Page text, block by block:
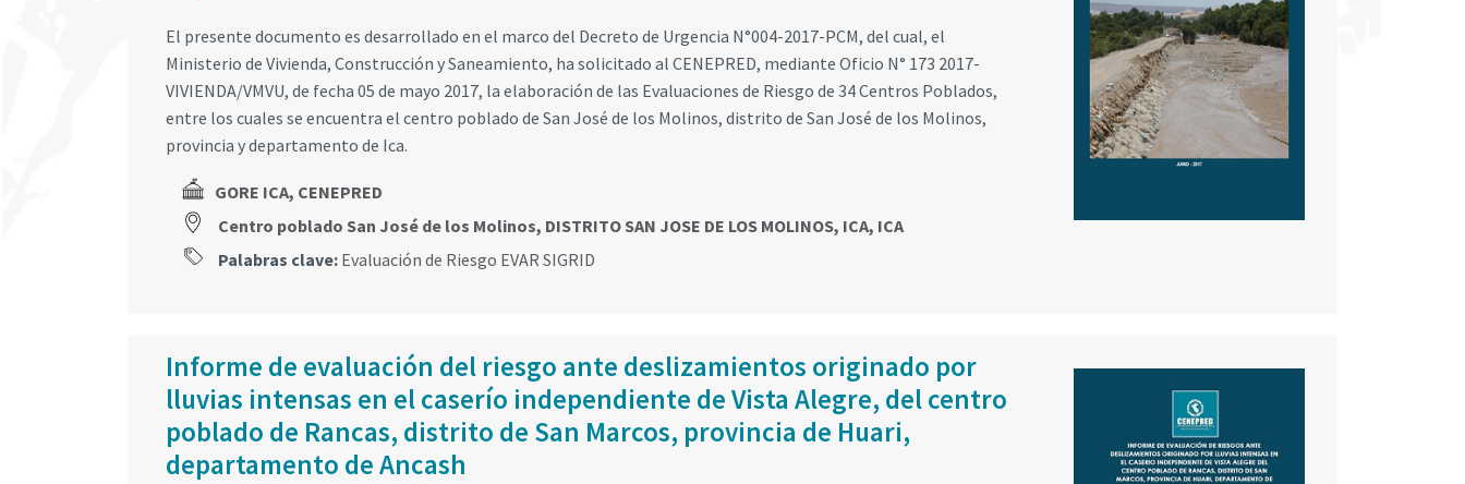
El presente documento es desarrollado en el marco del Decreto de Urgencia N°004-2017-PCM, del cual, el
Ministerio de Vivienda, Construcción y Saneamiento, ha solicitado al CENEPRED, mediante Oficio N° 173 2017-
VIVIENDA/VMVU, de fecha 05 de mayo 2017, la elaboración de las Evaluaciones de Riesgo de 34 Centros Poblados,
entre los cuales se encuentra el centro poblado de San José de los Molinos, distrito de San José de los Molinos,
provincia y departamento de Ica.
GORE ICA, CENEPRED
Centro poblado San José de los Molinos, DISTRITO SAN JOSE DE LOS MOLINOS, ICA, ICA
Palabras clave: Evaluación de Riesgo EVAR SIGRID
Informe de evaluación del riesgo ante deslizamientos originado por
lluvias intensas en el caserío independiente de Vista Alegre, del centro
poblado de Rancas, distrito de San Marcos, provincia de Huari,
departamento de Ancash